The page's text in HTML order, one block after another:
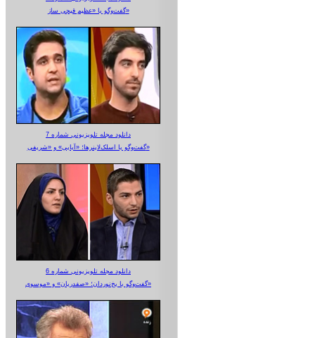
گفت‌وگو با «عظیم قیچی ساز»
دانلود مجله تلویزیونی شماره 7
گفت‌وگو با اسلک‌لاینرها؛ «آبایی» و «شریفی»
دانلود مجله تلویزیونی شماره 6
گفت‌وگو با یخ‌نوردان؛ «صفدریان» و «موسوی»